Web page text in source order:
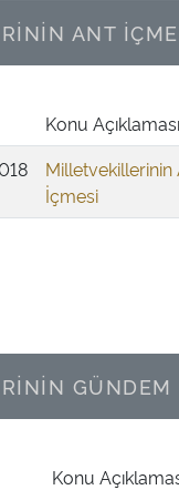
ANT
Konu Açıklaması
Milletvekillerinin
İçmesi
Konu